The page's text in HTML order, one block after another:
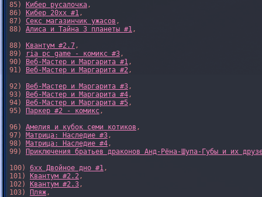
85)
Кибер русалочка,
86)
Кибер 20xx #1,
87) Секс магазинчик ужасов ,
88) Алиса и Тайна 3 планеты #1,
88)
Квантум #2.7,
89)
ria pc game - комикс #3,
90)
Веб-Мастер и Маргарита #1,
91)
Веб-Мастер и Маргарита #2,
92)
Веб-Мастер и Маргарита #3,
93)
Веб-Мастер и Маргарита #4,
94)
Веб-Мастер и Маргарита #5,
95)
Паркер #2 - комикс,
96) Амелия и кубок семи котиков ,
97) Матрица: Наследие #3,
98) Матрица: Наследие #4,
99)
Приключения братьев драконов Анд-Рёна-Шупа-Губы и их
100) 6xx Двойное дно #1,
101)
Квантум #2.2,
102)
Квантум #2.3,
103)
Пляж,